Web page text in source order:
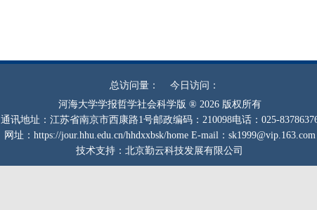
总访问量：
今日访问：
河海大学学报哲学社会科学版 ® 2026 版权所有
通讯地址：江苏省南京市西康路1号邮政编码：210098电话：025-
网址：https://jour.hhu.edu.cn/hhdxxbsk/home E-mail：sk1999@vip.163.com
技术支持：北京勤云科技发展有限公司